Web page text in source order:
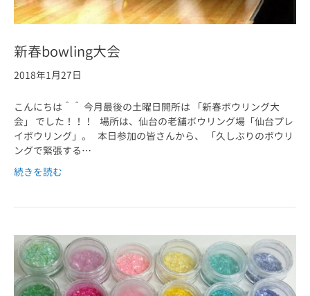
新春bowling大会
2018年1月27日
こんにちは＾＾ 今月最後の土曜日開所は 「新春ボウリング大
会」 でした！！！ 場所は、仙台の老舗ボウリング場「仙台プレ
イボウリング」。 本日参加の皆さんから、 「久しぶりのボウリ
ングで緊張する…
続きを読む